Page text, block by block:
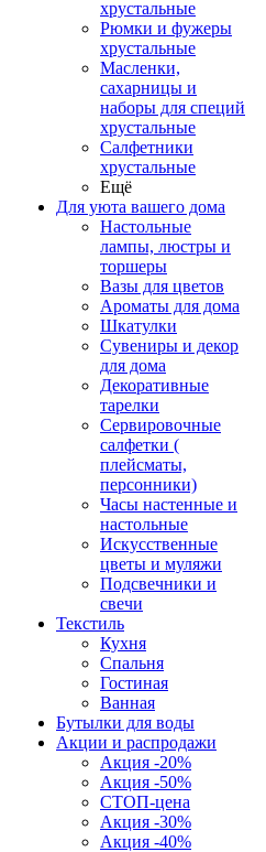
хрустальные
Рюмки и фужеры
хрустальные
Масленки,
сахарницы и
наборы для специй
хрустальные
Салфетники
хрустальные
Ещё
Для уюта вашего дома
Настольные
лампы, люстры и
торшеры
Вазы для цветов
Ароматы для дома
Шкатулки
Сувениры и декор
для дома
Декоративные
тарелки
Сервировочные
салфетки (
плейсматы,
персонники)
Часы настенные и
настольные
Искусственные
цветы и муляжи
Подсвечники и
свечи
Текстиль
Кухня
Спальня
Гостиная
Ванная
Бутылки для воды
Акции и распродажи
Акция -20%
Акция -50%
СТОП-цена
Акция -30%
Акция -40%